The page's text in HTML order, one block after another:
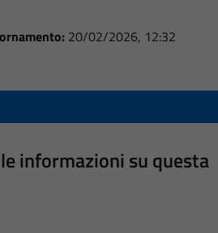
20/02/2026, 12:32
informazioni su questa